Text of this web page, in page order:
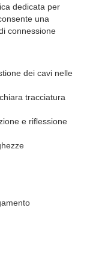
dedicata per
una
connessione
dei cavi nelle
tracciatura
e riflessione